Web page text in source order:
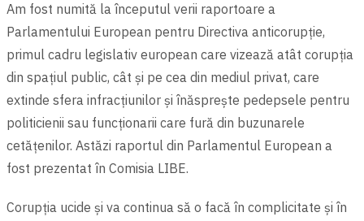
Am fost numită la începutul verii raportoare a
Parlamentului European pentru Directiva anticorupție,
primul cadru legislativ european care vizează atât corupția
din spațiul public, cât și pe cea din mediul privat, care
extinde sfera infracțiunilor și înăsprește pedepsele pentru
politicienii sau funcționarii care fură din buzunarele
cetățenilor. Astăzi raportul din Parlamentul European a
fost prezentat în Comisia LIBE.
Corupția ucide şi va continua să o facă în complicitate şi în